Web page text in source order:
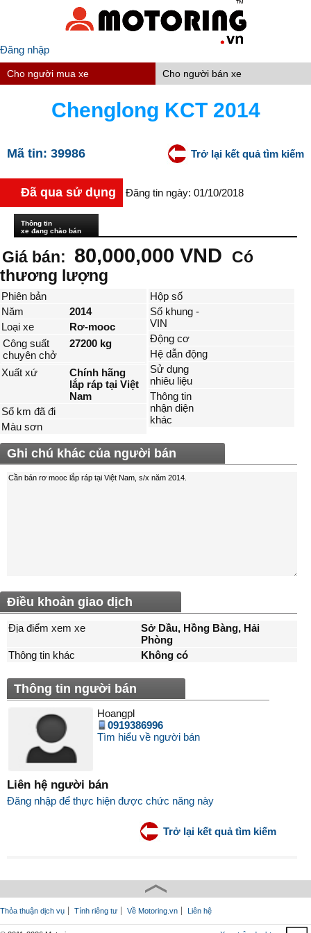
Đăng nhập
Cho người mua xe Cho người bán xe
Chenglong KCT 2014
Mã tin: 39986 Trở lại kết quả tìm kiếm
Đã qua sử dụng Đăng tin ngày: 01/10/2018
Thông tin
xe đang chào bán
Giá bán: 80,000,000 VND
Có
thương lượng
Phiên bản
Năm
2014
Loại xe
Rơ-mooc
Công suất
chuyên chở
27200 kg
Xuất xứ
Chính hãng
lắp ráp tại Việt
Nam
Số km đã đi
Màu sơn
Hộp số
Số khung -
VIN
Động cơ
Hệ dẫn động
Sử dụng
nhiêu liệu
Thông tin
nhận diện
khác
Ghi chú khác của người bán
Điều khoản giao dịch
Địa điểm xem xe
Sở Dầu, Hồng Bàng, Hải
Phòng
Thông tin khác
Không có
Thông tin người bán
Hoangpl
0919386996
Tìm hiểu về người bán
Liên hệ người bán
Đăng nhập để thực hiện được chức năng này
Trở lại kết quả tìm kiếm
Thỏa thuận dịch vụ Tính riêng tư Về Motoring.vn Liên hệ